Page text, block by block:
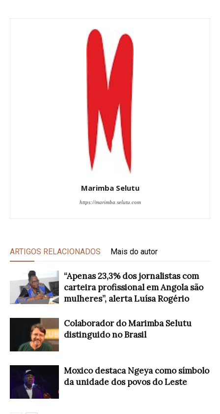
Marimba Selutu
https://marimba.selutu.com
ARTIGOS RELACIONADOS Mais do autor
“Apenas 23,3% dos jornalistas com
carteira profissional em Angola são
mulheres”, alerta Luísa Rogério
Colaborador do Marimba Selutu
distinguido no Brasil
Moxico destaca Ngeya como símbolo
da unidade dos povos do Leste